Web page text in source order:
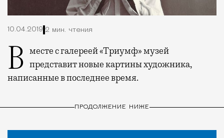
10.04.2019 2 мин. чтения
Вместе с галереей «Триумф» музей представит новые картины художника,
написанные в последнее время.
ПРОДОЛЖЕНИЕ НИЖЕ